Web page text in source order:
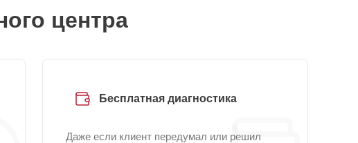
центра
Бесплатная диагностика
Даже если клиент передумал или решил